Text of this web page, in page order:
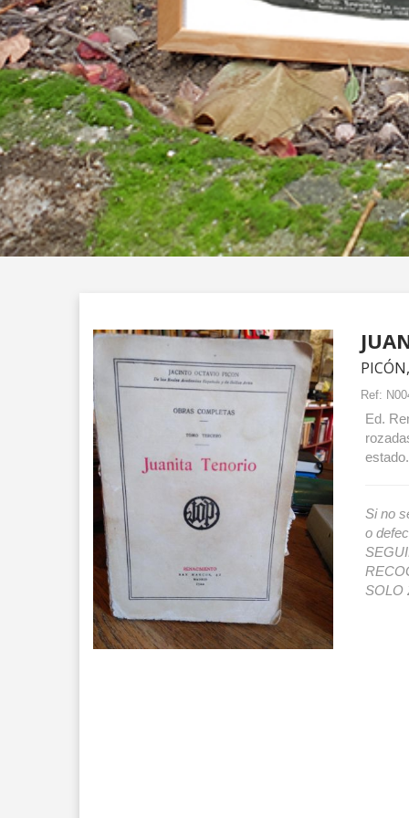
Ref:
Ed.
estado.
Si no
o
SOLO